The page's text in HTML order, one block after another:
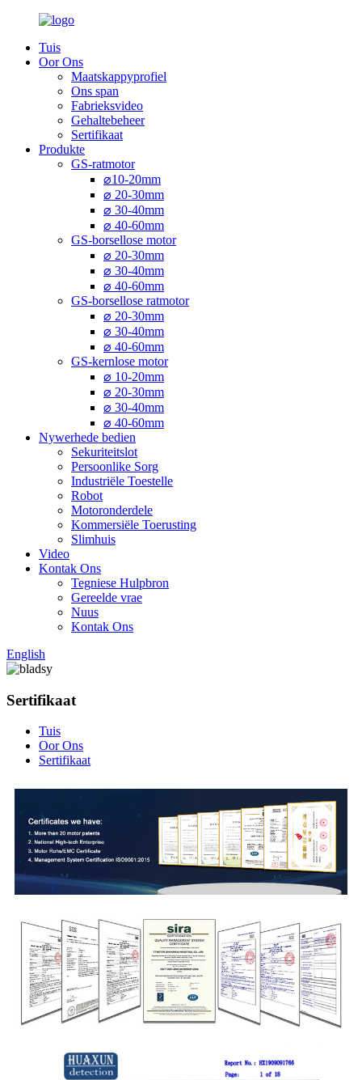
Tuis
Oor Ons
Maatskappyprofiel
Ons span
Fabrieksvideo
Gehaltebeheer
Sertifikaat
Produkte
GS-ratmotor
⌀10-20mm
⌀ 20-30mm
⌀ 30-40mm
⌀ 40-60mm
GS-borsellose motor
⌀ 20-30mm
⌀ 30-40mm
⌀ 40-60mm
GS-borsellose ratmotor
⌀ 20-30mm
⌀ 30-40mm
⌀ 40-60mm
GS-kernlose motor
⌀ 10-20mm
⌀ 20-30mm
⌀ 30-40mm
⌀ 40-60mm
Nywerhede bedien
Sekuriteitslot
Persoonlike Sorg
Industriële Toestelle
Robot
Motoronderdele
Kommersiële Toerusting
Slimhuis
Video
Kontak Ons
Tegniese Hulpbron
Gereelde vrae
Nuus
Kontak Ons
English
Sertifikaat
Tuis
Oor Ons
Sertifikaat